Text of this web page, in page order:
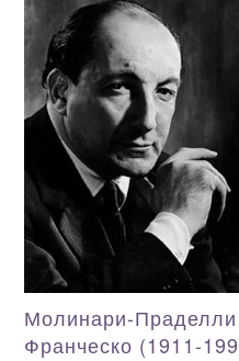
Молинари-
Франческо (1911-